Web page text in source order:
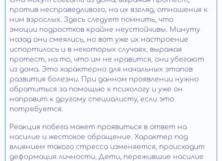
против несправедливого, на их взгляд, отношения к
ним взрослых. Здесь следует помнить, что
эмоции подростков крайне неустойчивы. Минуту
назад они смеялись, но вот уже их настроение
испортилось и в некоторых случаях, выражая
протест, на то, что им не нравится, они убегают
из дома. Это характерно для начальных этапов
развития болезни. При данном проявлении нужно
обратиться за помощью к психологу и уже он
направит к другому специалисту, если это
потребуется.
Реакция побега может проявиться в ответ на
насилие и жестокое обращение. Характер под
влиянием такого стресса изменяется, происходит
деформация личности. Дети, пережившие насилие